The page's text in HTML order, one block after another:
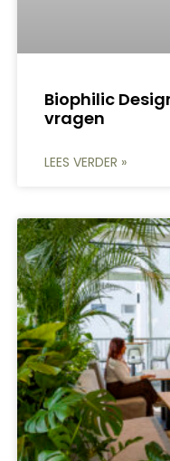
Biophilic
vragen
LEES VERDER »